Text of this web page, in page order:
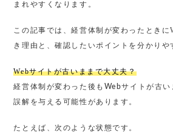
まれやすくなります。
この記事では、経営体制が変わったときに
き理由 と、確認したいポイントを分かりや
Webサイトが古いままで大丈夫？
経営体制が変わった後もWebサイトが古い
誤解を与える可能性があります。
たとえば、次のような状態です。